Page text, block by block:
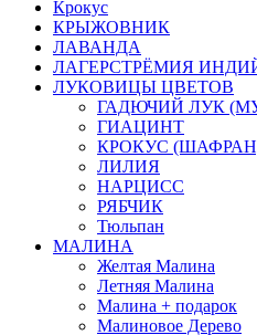
Крокус
КРЫЖОВНИК
ЛАВАНДА
ЛАГЕРСТРЁМИЯ
ЛУКОВИЦЫ ЦВЕТОВ
ГАДЮЧИЙ ЛУК
ГИАЦИНТ
КРОКУС
ЛИЛИЯ
НАРЦИСС
РЯБЧИК
Тюльпан
МАЛИНА
Желтая Малина
Летняя Малина
Малина + подарок
Малиновое Дерево